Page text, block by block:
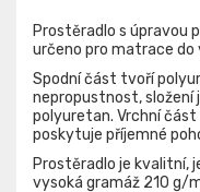
Prostěradlo s úpravou
určeno pro matrace do
Spodní část tvoří
nepropustnost, složení
polyuretan. Vrchní
poskytuje příjemné
Prostěradlo je kvalitní,
vysoká gramáž 210 g/